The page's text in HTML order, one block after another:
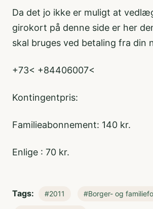
Da det jo ikke er muligt at
girokort på denne side er her
skal bruges ved betaling fra din
+73< +84406007<
Kontingentpris:
Familieabonnement: 140 kr.
Enlige : 70 kr.
Tags: #2011 #Borger- og